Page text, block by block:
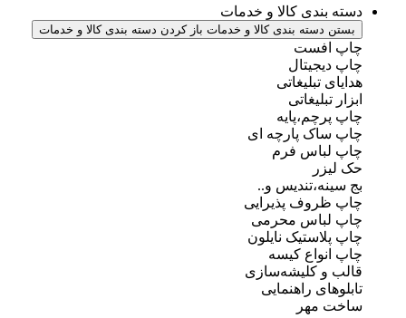
کالا و خدمات
بندی کالا و خدمات باز کردن دسته بندی کالا و خدمات
پارچه ای
فرم
و..
پذیرایی
محرمی
نایلون
کیسه
کلیشه‌سازی
راهنمایی